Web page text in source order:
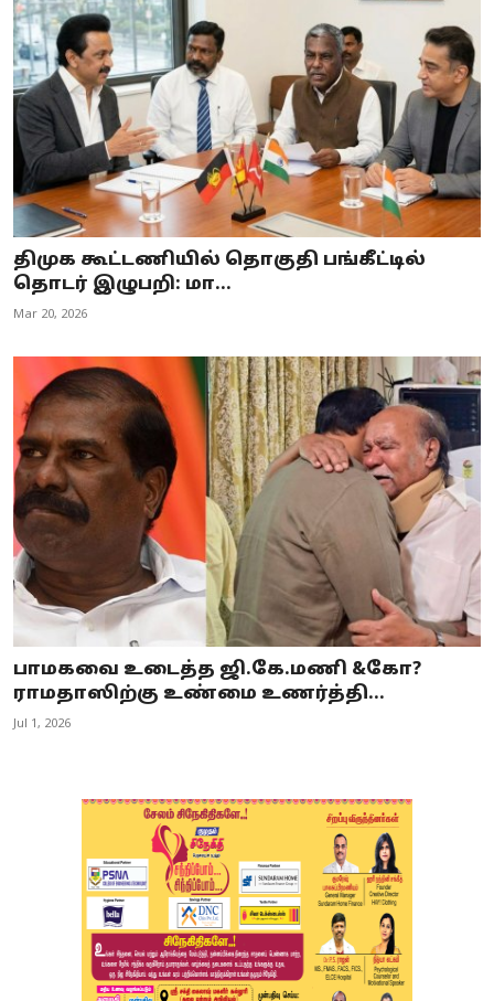
திமுக கூட்டணியில் தொகுதி பங்கீட்டில்
தொடர் இழுபறி: மா...
Mar 20, 2026
பாமகவை உடைத்த ஜி.கே.மணி &கோ?
ராமதாஸிற்கு உண்மை உணர்த்தி...
Jul 1, 2026